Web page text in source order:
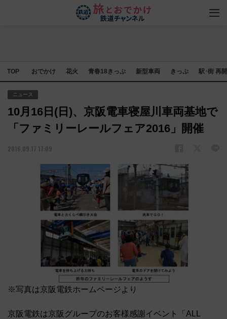
TOP おでかけ 花火 青春18きっぷ 新型車両 きっぷ 駅･街 再
ニュース
10月16日(日)、京阪電車寝屋川車両基地で
「ファミリーレールフェア2016」開催
2016.09.17 17:09
※写真は京阪電鉄ホームページより
京阪電鉄は京阪グループのお客様感謝イベント「ALL